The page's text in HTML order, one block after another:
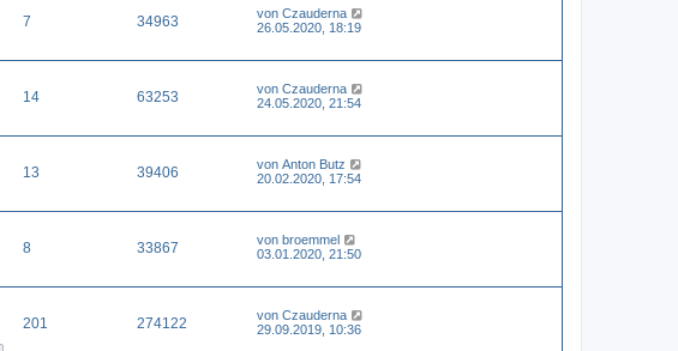
7 34963 von Czauderna
26.05.2020, 18:19
14 63253 von Czauderna
24.05.2020, 21:54
13 39406 von Anton Butz
20.02.2020, 17:54
8 33867 von broemmel
03.01.2020, 21:50
201 274122 von Czauderna
29.09.2019, 10:36